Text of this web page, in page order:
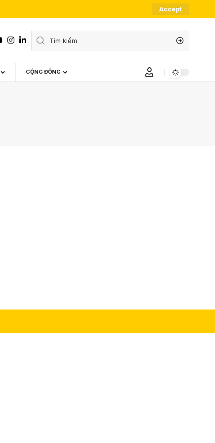
Accept
CỘNG ĐỒNG